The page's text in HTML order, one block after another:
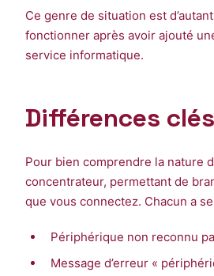
Ce genre de situation est
fonctionner après avoir ajouté
service informatique.
Différences
Pour bien comprendre la nature
concentrateur, permettant de
que vous connectez. Chacun a
Périphérique non reconnu
Message d’erreur «